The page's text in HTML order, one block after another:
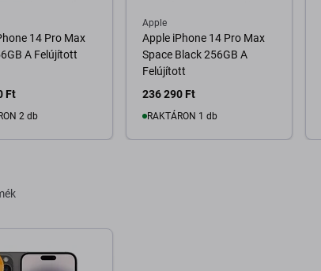
14 Pro Max
A Felújított
Ft
2 db
Apple
Apple iPhone 14 Pro Max
Space Black 256GB A
Felújított
236 290 Ft
RAKTÁRON 1 db